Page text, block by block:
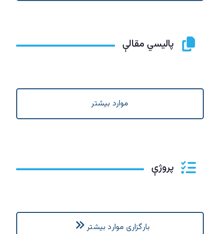
مرکزپاليسي مقالې
موارد بیشتر
پروژې
بارگزاری موارد بیشتر